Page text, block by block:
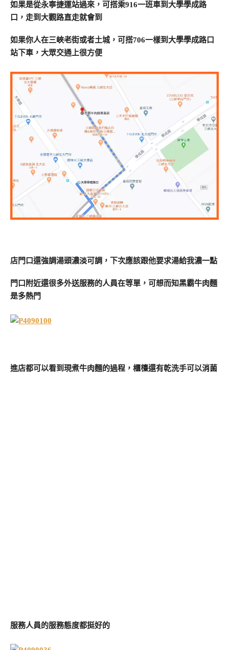
如果是從永寧捷運站過來，可搭乘916一班車到大學學成路
口，走到大觀路直走就會到
如果你人在三峽老街或者土城，可搭706一樣到大學學成路口
站下車，大眾交通上很方便
店門口還強調湯頭濃淡可調，下次應該跟他要求湯給我濃一點
門口附近還很多外送服務的人員在等單，可想而知黑霸牛肉麵
是多熱門
進店都可以看到現煮牛肉麵的過程，櫃檯還有乾洗手可以消菌
服務人員的服務態度都挺好的